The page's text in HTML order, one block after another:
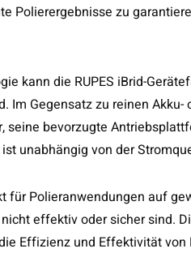
Polierergebnisse zu
kann die RUPES iBrid-
Gegensatz zu reinen Akku-
seine bevorzugte
unabhängig von der
für Polieranwendungen auf
effektiv oder sicher sind.
Effizienz und Effektivität